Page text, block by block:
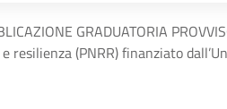
GRADUATORIA
resilienza (PNRR) finanziato